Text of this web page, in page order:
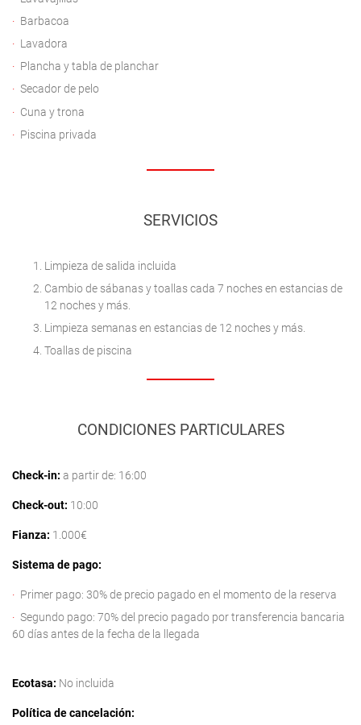
Barbacoa
Lavadora
Plancha y tabla de planchar
Secador de pelo
Cuna y trona
Piscina privada
SERVICIOS
Limpieza de salida incluida
Cambio de sábanas y toallas cada 7 noches en estancias de
12 noches y más.
Limpieza semanas en estancias de 12 noches y más.
Toallas de piscina
CONDICIONES PARTICULARES
Check-in: a partir de: 16:00
Check-out: 10:00
Fianza: 1.000€
Sistema de pago:
Primer pago: 30% de precio pagado en el momento de la reserva
Segundo pago: 70% del precio pagado por transferencia bancaria
60 días antes de la fecha de la llegada
Ecotasa: No incluida
Política de cancelación: